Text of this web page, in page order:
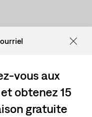
vous aux
obtenez 15
gratuite